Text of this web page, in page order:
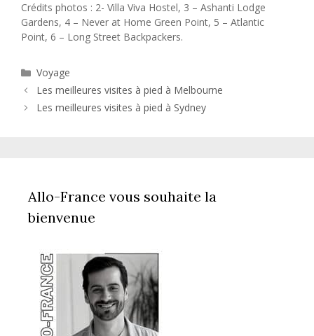
Crédits photos : 2- Villa Viva Hostel, 3 – Ashanti Lodge
Gardens, 4 – Never at Home Green Point, 5 – Atlantic
Point, 6 – Long Street Backpackers.
Catégories
Voyage
Les meilleures visites à pied à Melbourne
Les meilleures visites à pied à Sydney
Allo-France vous souhaite la
bienvenue